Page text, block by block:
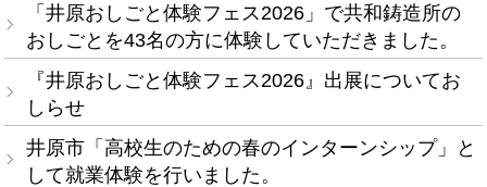
「井原おしごと体験フェス2026」で共和鋳造所の
おしごとを43名の方に体験していただきました。
『井原おしごと体験フェス2026』出展についてお
しらせ
井原市「高校生のための春のインターンシップ」と
して就業体験を行いました。